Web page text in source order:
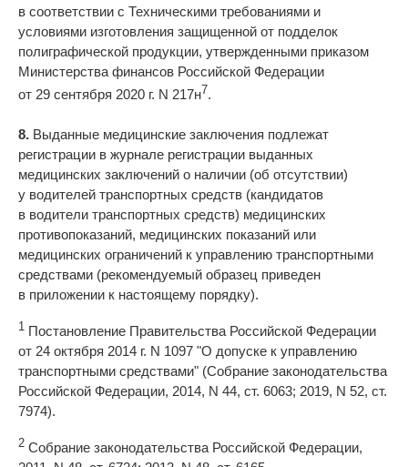
в соответствии с Техническими требованиями и
условиями изготовления защищенной от подделок
полиграфической продукции, утвержденными приказом
Министерства финансов Российской Федерации
от 29 сентября 2020 г. N 217н7.
8. Выданные медицинские заключения подлежат
регистрации в журнале регистрации выданных
медицинских заключений о наличии (об отсутствии)
у водителей транспортных средств (кандидатов
в водители транспортных средств) медицинских
противопоказаний, медицинских показаний или
медицинских ограничений к управлению транспортными
средствами (рекомендуемый образец приведен
в приложении к настоящему порядку).
1 Постановление Правительства Российской Федерации
от 24 октября 2014 г. N 1097 "О допуске к управлению
транспортными средствами" (Собрание законодательства
Российской Федерации, 2014, N 44, ст. 6063; 2019, N 52, ст.
7974).
2 Собрание законодательства Российской Федерации,